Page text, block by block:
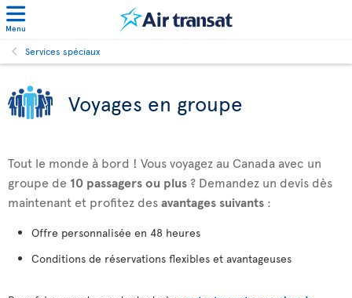
Menu
Services spéciaux
Voyages en groupe
Tout le monde à bord ! Vous voyagez au Canada avec un
groupe de 10 passagers ou plus ? Demandez un devis dès
maintenant et profitez desavantages suivants :
Offre personnalisée en 48 heures
Conditions de réservations flexibles et avantageuses